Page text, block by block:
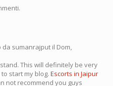
da sumanrajput il Dom,
This will definitely be very
start my blog. Escorts in Jaipur
not recommend you guys